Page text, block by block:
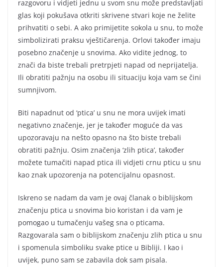
razgovoru i vidjeti jednu u svom snu može predstavljati
glas koji pokušava otkriti skrivene stvari koje ne želite
prihvatiti o sebi. A ako primijetite sokola u snu, to može
simbolizirati praksu vještičarenja. Orlovi također imaju
posebno značenje u snovima. Ako vidite jednog, to
znači da biste trebali pretrpjeti napad od neprijatelja.
Ili obratiti pažnju na osobu ili situaciju koja vam se čini
sumnjivom.
Biti napadnut od ‘ptica’ u snu ne mora uvijek imati
negativno značenje, jer je također moguće da vas
upozoravaju na nešto opasno na što biste trebali
obratiti pažnju. Osim značenja ‘zlih ptica’, također
možete tumačiti napad ptica ili vidjeti crnu pticu u snu
kao znak upozorenja na potencijalnu opasnost.
Iskreno se nadam da vam je ovaj članak o biblijskom
značenju ptica u snovima bio koristan i da vam je
pomogao u tumačenju vašeg sna o pticama.
Razgovarala sam o biblijskom značenju zlih ptica u snu
i spomenula simboliku svake ptice u Bibliji. I kao i
uvijek, puno sam se zabavila dok sam pisala.